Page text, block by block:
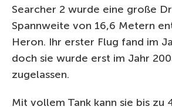
Searcher 2 wurde eine große
Spannweite von 16,6 Metern
Heron. Ihr erster Flug fand im
doch sie wurde erst im Jahr
zugelassen.
Mit vollem Tank kann sie bis zu